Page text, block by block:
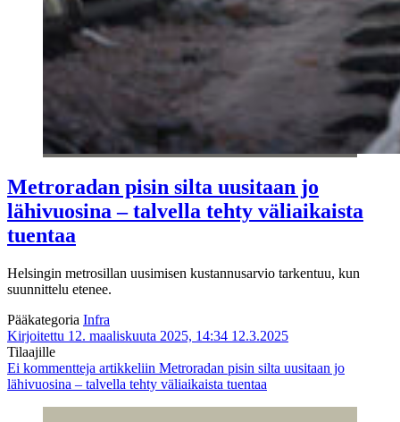
Metroradan pisin silta uusitaan jo
lähivuosina – talvella tehty väliaikaista
tuentaa
Helsingin metrosillan uusimisen kustannusarvio tarkentuu, kun
suunnittelu etenee.
Pääkategoria Infra
Kirjoitettu 12. maaliskuuta 2025, 14:34 12.3.2025
Tilaajille
Ei kommentteja artikkeliin Metroradan pisin silta uusitaan jo
lähivuosina – talvella tehty väliaikaista tuentaa